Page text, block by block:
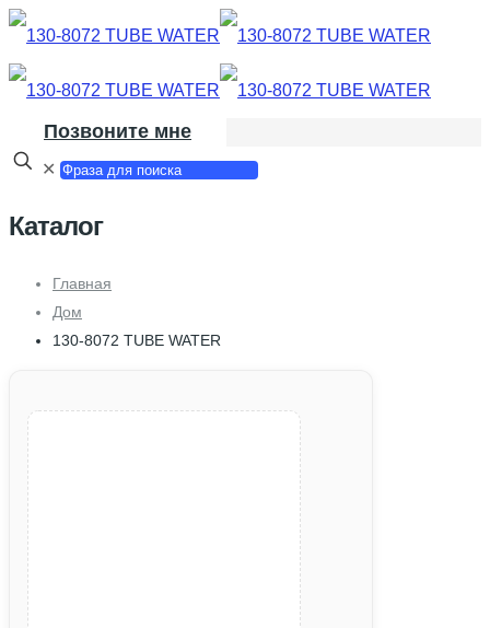
Позвоните мне
✕
Каталог
Главная
Дом
130-8072 TUBE WATER